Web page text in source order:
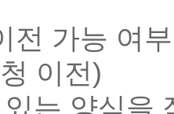
가능 여
이전)
는 양식을